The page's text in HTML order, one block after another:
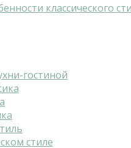
классического
гостиной
стиле